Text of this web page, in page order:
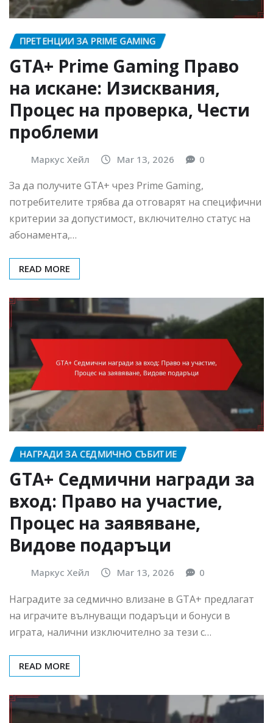
ПРЕТЕНЦИИ ЗА PRIME GAMING
GTA+ Prime Gaming Право
на искане: Изисквания,
Процес на проверка, Чести
проблеми
Маркус Хейл Mar 13, 2026 0
За да получите GTA+ чрез Prime Gaming,
потребителите трябва да отговарят на специфични
критерии за допустимост, включително статус на
абонамента,…
READ MORE
НАГРАДИ ЗА СЕДМИЧНО СЪБИТИЕ
GTA+ Седмични награди за
вход: Право на участие,
Процес на заявяване,
Видове подаръци
Маркус Хейл Mar 13, 2026 0
Наградите за седмично влизане в GTA+ предлагат
на играчите вълнуващи подаръци и бонуси в
играта, налични изключително за тези с…
READ MORE